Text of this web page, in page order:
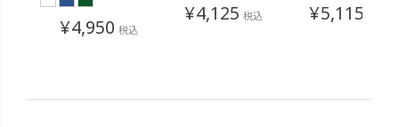
¥4,950 税込
¥4,125 税込 ¥5,115